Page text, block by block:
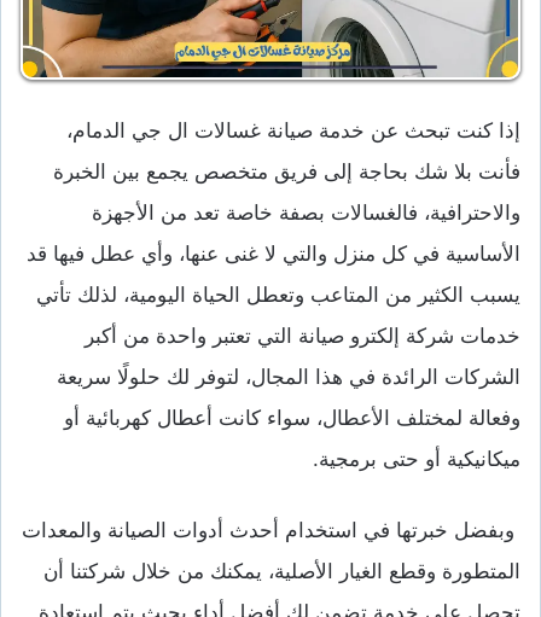
إذا كنت تبحث عن خدمة صيانة غسالات ال جي الدمام،
فأنت بلا شك بحاجة إلى فريق متخصص يجمع بين الخبرة
والاحترافية، فالغسالات بصفة خاصة تعد من الأجهزة
الأساسية في كل منزل والتي لا غنى عنها، وأي عطل فيها قد
يسبب الكثير من المتاعب وتعطل الحياة اليومية، لذلك تأتي
خدمات شركة إلكترو صيانة التي تعتبر واحدة من أكبر
الشركات الرائدة في هذا المجال، لتوفر لك حلولًا سريعة
وفعالة لمختلف الأعطال، سواء كانت أعطال كهربائية أو
ميكانيكية أو حتى برمجية.
وبفضل خبرتها في استخدام أحدث أدوات الصيانة والمعدات
المتطورة وقطع الغيار الأصلية، يمكنك من خلال شركتنا أن
تحصل على خدمة تضمن لك أفضل أداء بحيث يتم استعادة